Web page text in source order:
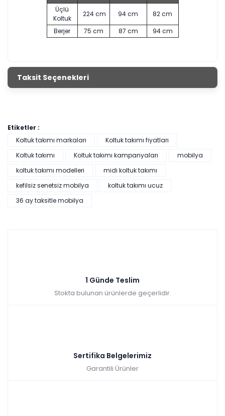
Üçlü
Koltuk
224 cm 94 cm
82 cm
Berjer
75 cm 87 cm 94 cm
Taksit Seçenekleri
Etiketler :
Koltuk takımı markaları
Koltuk takımı fiyatları
Koltuk takımı
Koltuk takımı kampanyaları
mobilya
koltuk takımı modelleri
midi koltuk takımı
kefilsiz senetsiz mobilya
koltuk takımı ucuz
36 ay taksitle mobilya
1 Günde Teslim
Stokta bulunan ürünlerde geçerlidir.
Sertifika Belgelerimiz
Garantili Ürünler